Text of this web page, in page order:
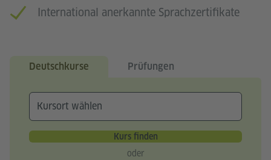
International anerkannte Sprachzertifikate
Deutschkurse Prüfungen
Kurs finden
oder